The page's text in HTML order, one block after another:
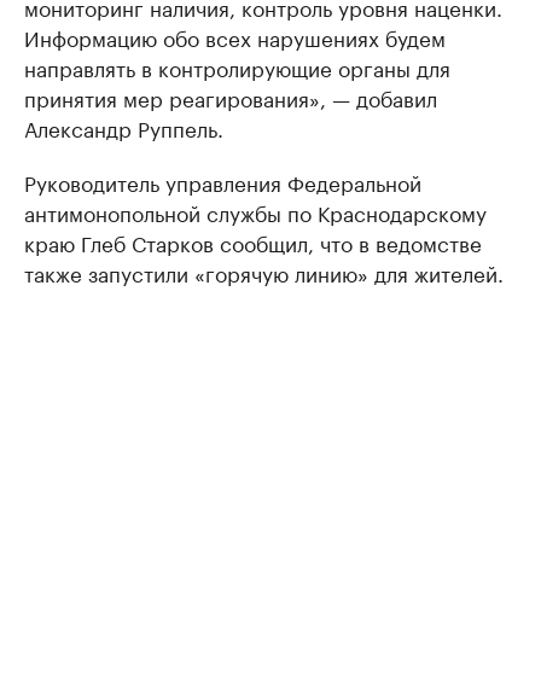
Информацию обо всех нарушениях будем
направлять в контролирующие органы для
принятия мер реагирования», — добавил
Александр Руппель.
Руководитель управления Федеральной
антимонопольной службы по Краснодарскому
краю Глеб Старков сообщил, что в ведомстве
также запустили «горячую линию» для жителей.